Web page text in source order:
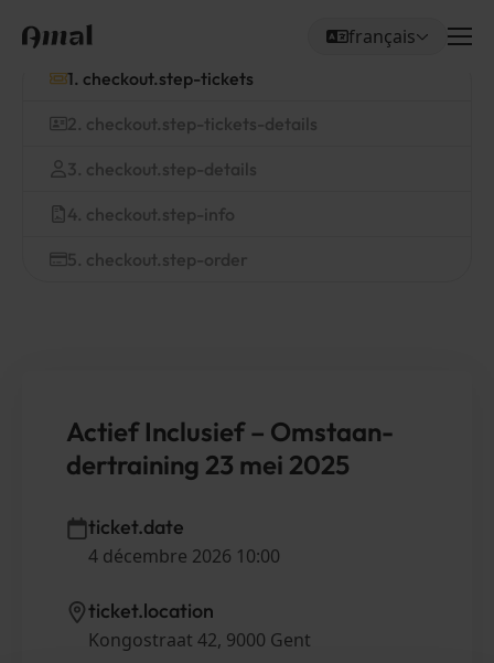
Choisissez votre
français
1. checkout.step-tickets
2. checkout.step-tickets-details
3. checkout.step-details
4. checkout.step-info
5. checkout.step-order
Actief Inclusief – Omstaan­
der­training 23 mei 2025
ticket.date
4 décembre 2026 10:00
ticket.location
Kongostraat 42, 9000 Gent